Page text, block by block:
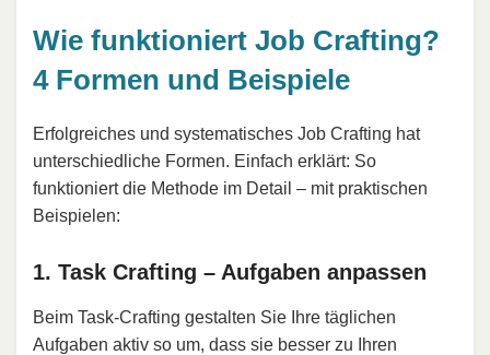
Wie funktioniert Job Crafting?
4 Formen und Beispiele
Erfolgreiches und systematisches Job Crafting hat
unterschiedliche Formen. Einfach erklärt: So
funktioniert die Methode im Detail – mit praktischen
Beispielen:
1. Task Crafting – Aufgaben anpassen
Beim Task-Crafting gestalten Sie Ihre täglichen
Aufgaben aktiv so um, dass sie besser zu Ihren